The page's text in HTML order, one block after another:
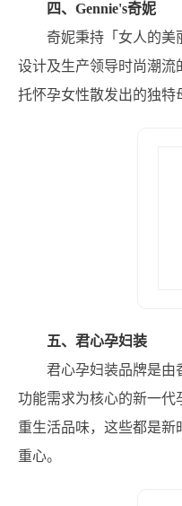
四、Gennie's奇妮
奇妮秉持「女人的美
设计及生产领导时尚潮流
托怀孕女性散发出的独特
五、君心孕妇装
君心孕妇装品牌是由
功能需求为核心的新一代
重生活品味，这些都是
重心。